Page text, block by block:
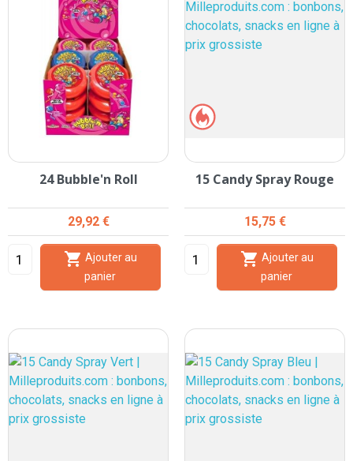
24 Bubble'n Roll
Prix
29,92 €

panier
15 Candy Spray Rouge
Prix
15,75 €

panier